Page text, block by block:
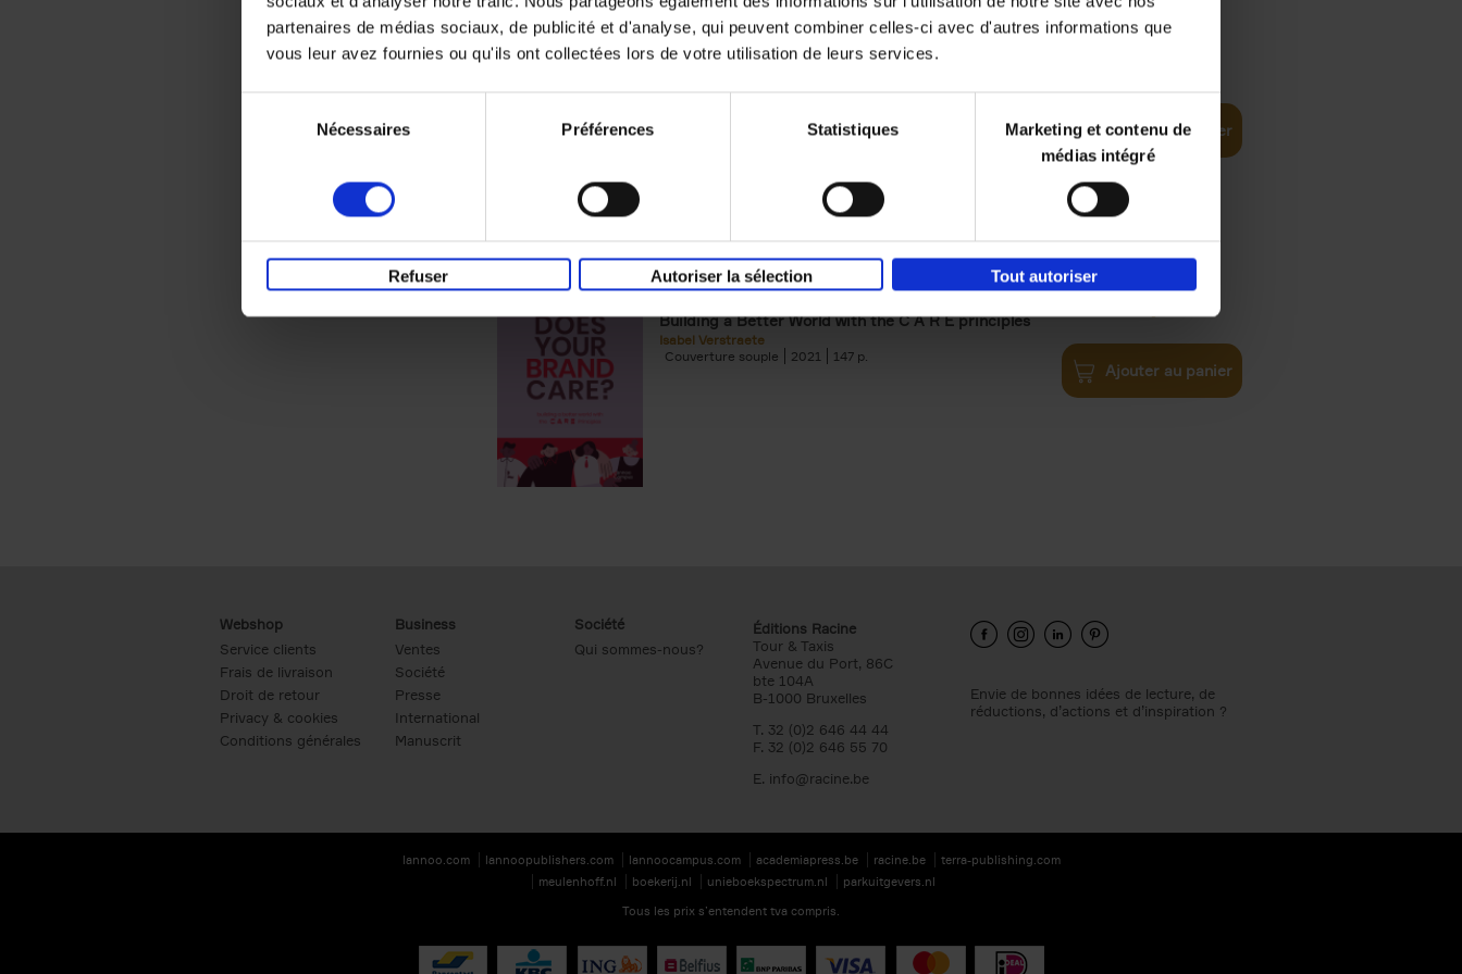
partenaires de médias sociaux, de publicité et d'analyse, qui peuvent combiner celles-ci avec d'autres informations que
vous leur avez fournies ou qu'ils ont collectées lors de votre utilisation de leurs services.
Nécessaires Préférences Statistiques
Marketing et contenu de
médias intégré
Refuser Autoriser la sélection Tout autoriser
Digital marketing like a PRO -
completely revised edition
Ajouter au panier
Does Your Brand Care?
Building a Better World with the C A R E principles
Isabel Verstraete
Couverture souple
2021 147
€34,99
Ajouter au panier
Webshop
Service clients
Frais de livraison
Droit de retour
Privacy & cookies
Conditions générales
Business
Ventes
Société
Presse
International
Manuscrit
Société
Qui sommes-nous?
Éditions Racine
Tour & Taxis
Avenue du Port, 86C
bte 104A
B-1000 Bruxelles
T. 32 (0)2 646 44 44
F. 32 (0)2 646 55 70
E. info@racine.be
Envie de bonnes idées de lecture, de
réductions, d’actions et d’inspiration ?
lannoo.com lannoopublishers.com lannoocampus.com academiapress.be racine.be
terra-publishing.com
meulenhoff.nl
boekerij.nl unieboekspectrum.nl
parkuitgevers.nl
Tous les prix s’entendent tva compris.